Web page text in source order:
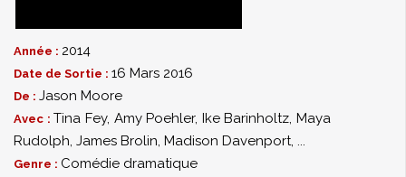
Année : 2014
Date de Sortie : 16 Mars 2016
De : Jason Moore
Avec : Tina Fey, Amy Poehler, Ike Barinholtz, Maya
Rudolph, James Brolin, Madison Davenport, ...
Genre : Comédie dramatique